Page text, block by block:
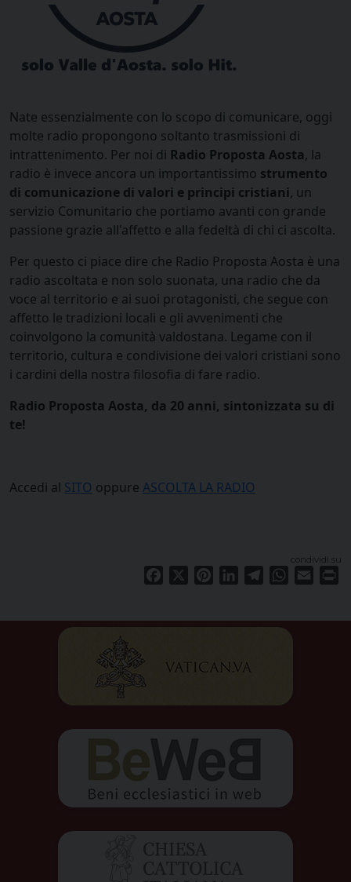
Nate essenzialmente con lo scopo di comunicare, oggi
molte radio propongono soltanto trasmissioni di
intrattenimento. Per noi di Radio Proposta Aosta, la
radio è invece ancora un importantissimo strumento
di comunicazione di valori e principi cristiani, un
servizio Comunitario che portiamo avanti con grande
passione grazie all'affetto e alla fedeltà di chi ci ascolta.
Per questo ci piace dire che Radio Proposta Aosta è una
radio ascoltata e non solo suonata, una radio che da
voce al territorio e ai suoi protagonisti, che segue con
affetto le tradizioni locali e gli avvenimenti che
coinvolgono la comunità valdostana. Legame con il
territorio, cultura e condivisione dei valori cristiani sono
i cardini della nostra filosofia di fare radio.
Radio Proposta Aosta, da 20 anni, sintonizzata su di
te!
Accedi al SITO oppure ASCOLTA LA RADIO
condividi su
Facebook PinterestLinkedInTelegramWhatsApp
Email